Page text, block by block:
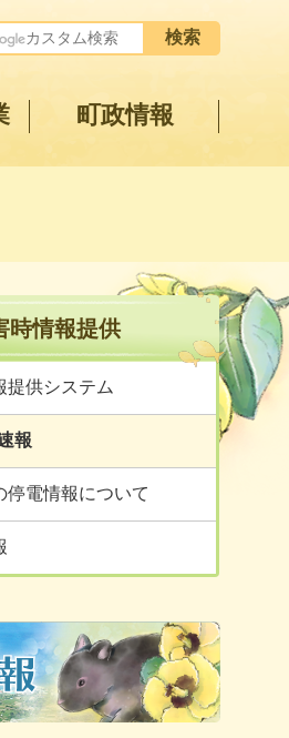
町政情報
時情報提供
提供システム
報
停電情報について